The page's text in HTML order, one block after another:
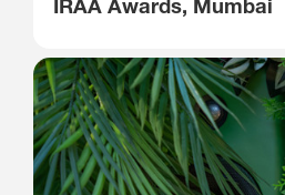
IRAA Awards, Mumbai